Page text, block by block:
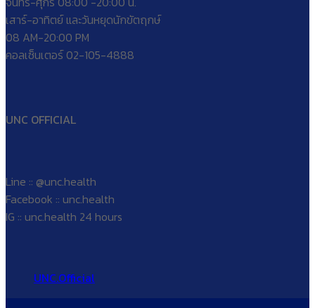
เสาร์-อาทิตย์ และวันหยุดนักขัตฤกษ์
08 AM-20:00 PM
คอลเซ็นเตอร์ 02-105-4888
UNC OFFICIAL
Line :: @unc.health
Facebook :: unc.health
IG :: unc.health 24 hours
UNC.Official